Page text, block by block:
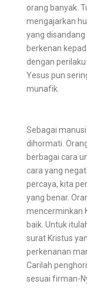
orang banyak.
mengajarkan
yang
berkenan
dengan
Yesus pun
munafik.
Sebagai
dihormati.
berbagai cara
cara yang
percaya, kita
yang benar.
mencerminkan
baik. Untuk
surat Kristus
perkenanan
Carilah
sesuai firman-